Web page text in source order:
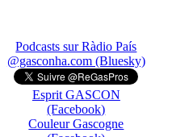
Podcasts sur Ràdio País
@gasconha.com (Bluesky)
Esprit GASCON
(Facebook)
Couleur Gascogne